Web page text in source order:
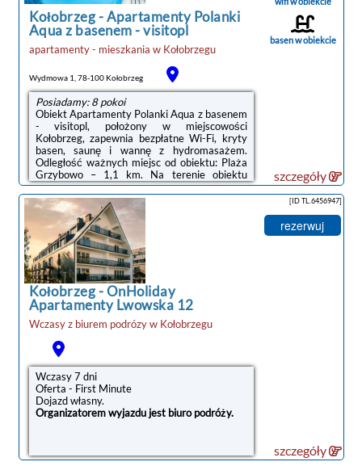
kawy ...
Kołobrzeg-Apartamenty Polanki
Aqua z basenem - visitopl
apartamenty - mieszkania w Kołobrzegu
Wydmowa 1, 78-100 Kołobrzeg
Posiadamy: 8 pokoi
Obiekt Apartamenty Polanki Aqua z basenem
- visitopl, położony w miejscowości
Kołobrzeg, zapewnia bezpłatne Wi-Fi, kryty
basen, saunę i wannę z hydromasażem.
Odległość ważnych miejsc od obiektu: Plaża
Grzybowo – 1,1 km. Na terenie obiektu
znajduje się prywatny parking.Na miejscu
znajduje się telewizor z płaskim ekranem oraz
prywatna łazienka z prysznicem i suszarką do
włosów. Aneks kuchenny wyposażono w
lodówkę, zmywarkę oraz piekarnik.
Wyposażenie obejmuje także płytę kuchenną,
toster, ekspres do kawy i czajnik.Na terenie
obiektu Apartamenty Polanki Aqua z
basenem ...
basen w obiekcie
szczegóły
Kołobrzeg-OnHoliday
Apartamenty Lwowska 12
Wczasy z biurem podrózy w Kołobrzegu
Wczasy 7 dni
Oferta - First Minute
Dojazd własny.
Organizatorem wyjazdu jest biuro podróży.
[ID TL.6456947]
rezerwuj
szczegóły